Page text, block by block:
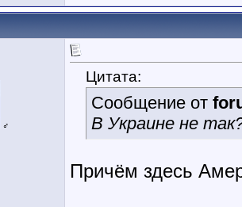
♂
Цитата:
Сообщение от
В Украине не
Причём здесь